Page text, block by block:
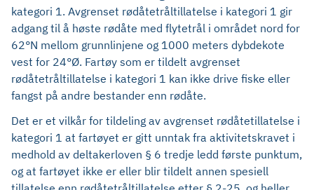
kategori 1. Avgrenset rødåtetråltillatelse i kategori 1 gir
adgang til å høste rødåte med flytetrål i området nord for
62°N mellom grunnlinjene og 1000 meters dybdekote
vest for 24°Ø. Fartøy som er tildelt avgrenset
rødåtetråltillatelse i kategori 1 kan ikke drive fiske eller
fangst på andre bestander enn rødåte.
Det er et vilkår for tildeling av avgrenset rødåtetillatelse i
kategori 1 at fartøyet er gitt unntak fra aktivitetskravet i
medhold av deltakerloven § 6 tredje ledd første punktum,
og at fartøyet ikke er eller blir tildelt annen spesiell